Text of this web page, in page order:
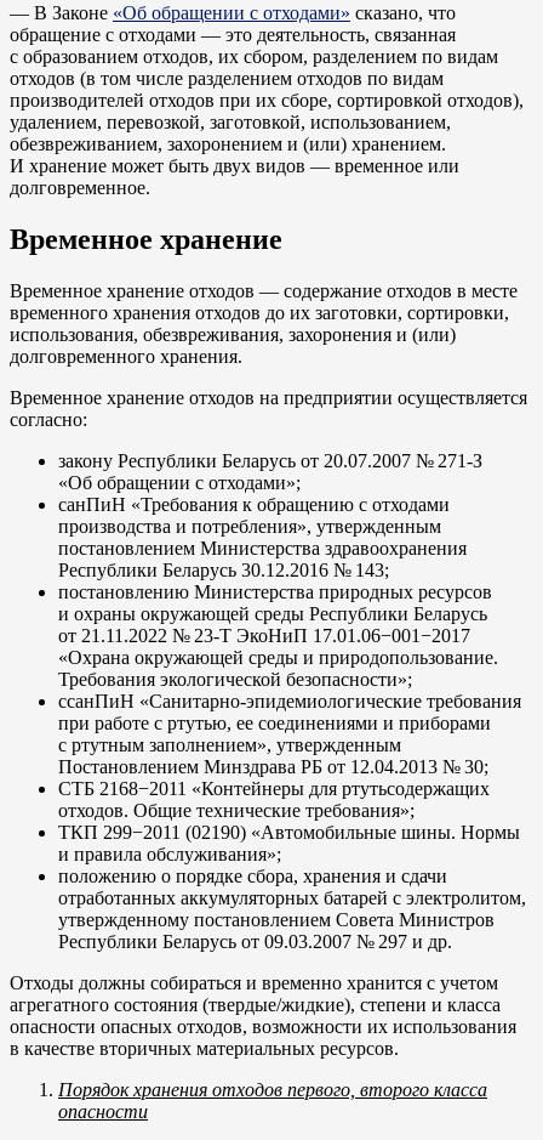
— В Законе «Об обращении с отходами» сказано, что
обращение с отходами — это деятельность, связанная
с образованием отходов, их сбором, разделением по видам
отходов (в том числе разделением отходов по видам
производителей отходов при их сборе, сортировкой отходов),
удалением, перевозкой, заготовкой, использованием,
обезвреживанием, захоронением и (или) хранением.
И хранение может быть двух видов — временное или
долговременное.
Временное хранение
Временное хранение отходов — содержание отходов в месте
временного хранения отходов до их заготовки, сортировки,
использования, обезвреживания, захоронения и (или)
долговременного хранения.
Временное хранение отходов на предприятии осуществляется
согласно:
закону Республики Беларусь от 20.07.2007 № 271-З
«Об обращении с отходами»;
санПиН «Требования к обращению с отходами
производства и потребления», утвержденным
постановлением Министерства здравоохранения
Республики Беларусь 30.12.2016 № 143;
постановлению Министерства природных ресурсов
и охраны окружающей среды Республики Беларусь
от 21.11.2022 № 23-Т ЭкоНиП 17.01.06−001−2017
«Охрана окружающей среды и природопользование.
Требования экологической безопасности»;
ссанПиН «Санитарно-эпидемиологические требования
при работе с ртутью, ее соединениями и приборами
с ртутным заполнением», утвержденным
Постановлением Минздрава РБ от 12.04.2013 № 30;
СТБ 2168−2011 «Контейнеры для ртутьсодержащих
отходов. Общие технические требования»;
ТКП 299−2011 (02190) «Автомобильные шины. Нормы
и правила обслуживания»;
положению о порядке сбора, хранения и сдачи
отработанных аккумуляторных батарей с электролитом,
утвержденному постановлением Совета Министров
Республики Беларусь от 09.03.2007 № 297 и др.
Отходы должны собираться и временно хранится с учетом
агрегатного состояния (твердые/жидкие), степени и класса
опасности опасных отходов, возможности их использования
в качестве вторичных материальных ресурсов.
Порядок хранения отходов первого, второго класса
опасности